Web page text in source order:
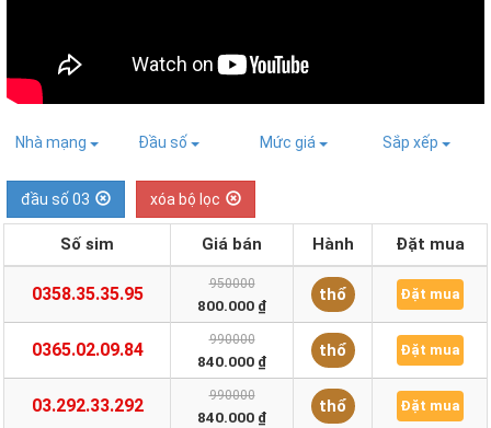
Nhà mạng Đầu số Mức giá Sắp xếp
đầu số 03 xóa bộ lọc
Số sim Giá bán Hành Đặt mua
0358.35.35.95 950000
800.000 ₫
thổ Đặt mua
0365.02.09.84 990000
840.000 ₫
thổ Đặt mua
03.292.33.292 990000
840.000 ₫
thổ Đặt mua